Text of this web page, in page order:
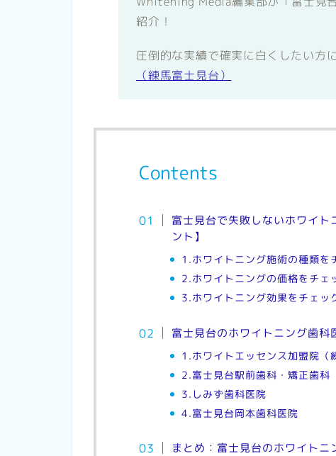
紹介！
圧倒的な実績で確実に白くしたい方
（練馬富士見台）
Contents
富士見台で失敗しないホワイ
ント】
1.ホワイトニング施術の種類を
2.ホワイトニングの価格をチェ
3.ホワイトニング効果をチェッ
富士見台のホワイトニング歯科
1.ホワイトエッセンス加盟院（
2.富士見台駅前歯科・矯正歯科
3.しみず歯科医院
4.富士見台岡本歯科医院
まとめ：富士見台のホワイト